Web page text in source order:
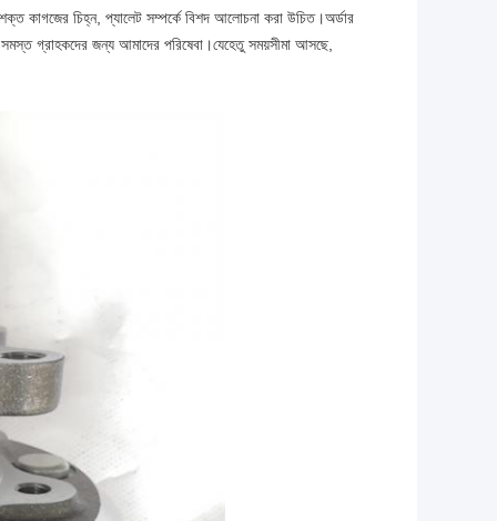
কাগজের চিহ্ন, প্যালেট সম্পর্কে বিশদ আলোচনা করা উচিত।অর্ডার
গ্রাহকদের জন্য আমাদের পরিষেবা।যেহেতু সময়সীমা আসছে,